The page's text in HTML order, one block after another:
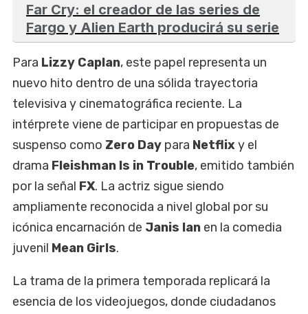
Far Cry: el creador de las series de
Fargo y Alien Earth producirá su serie
Para Lizzy Caplan, este papel representa un
nuevo hito dentro de una sólida trayectoria
televisiva y cinematográfica reciente. La
intérprete viene de participar en propuestas de
suspenso como Zero Day para Netflixy el
drama Fleishman Is in Trouble, emitido también
por la señal FX. La actriz sigue siendo
ampliamente reconocida a nivel global por su
icónica encarnación de Janis Ian en la comedia
juvenil Mean Girls.
La trama de la primera temporada replicará la
esencia de los videojuegos, donde ciudadanos